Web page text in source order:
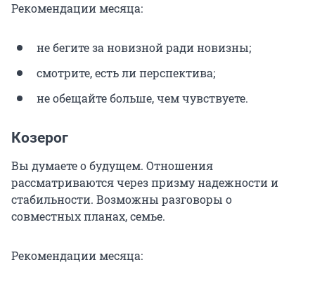
Рекомендации месяца:
не бегите за новизной ради новизны;
смотрите, есть ли перспектива;
не обещайте больше, чем чувствуете.
Козерог
Вы думаете о будущем. Отношения
рассматриваются через призму надежности и
стабильности. Возможны разговоры о
совместных планах, семье.
Рекомендации месяца: